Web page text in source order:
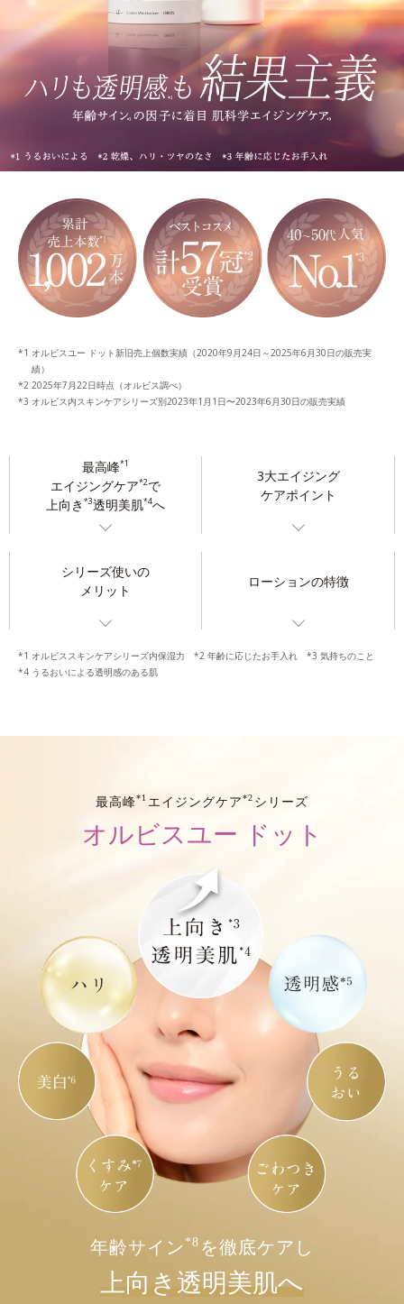
オルビスユー ドット新旧売上個数実績（2020年9月24日～2025年6月30日の販売実
績）
2025年7月22日時点（オルビス調べ）
オルビス内スキンケアシリーズ別2023年1月1日〜2023年6月30日の販売実績
最高峰*1
エイジングケア*2で
上向き *3透明美肌*4へ
3大エイジング
ケアポイント
シリーズ使いの
メリット
ローションの特徴
*1 オルビススキンケアシリーズ内保湿力 *2 年齢に応じたお手入れ *3 気持ちのこと
*4 うるおいによる透明感のある肌
最高峰*1 エイジングケア*2 シリーズ
オルビスユー ドット
年齢サイン *8 を徹底ケアし
上向き透明美肌へ